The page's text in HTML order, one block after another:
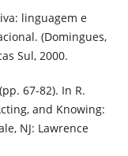
linguagem e
(Domingues,
Sul, 2000.
67-82). In R.
and Knowing:
NJ: Lawrence